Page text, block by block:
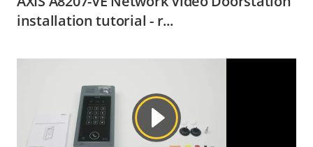
installation tutorial - r...